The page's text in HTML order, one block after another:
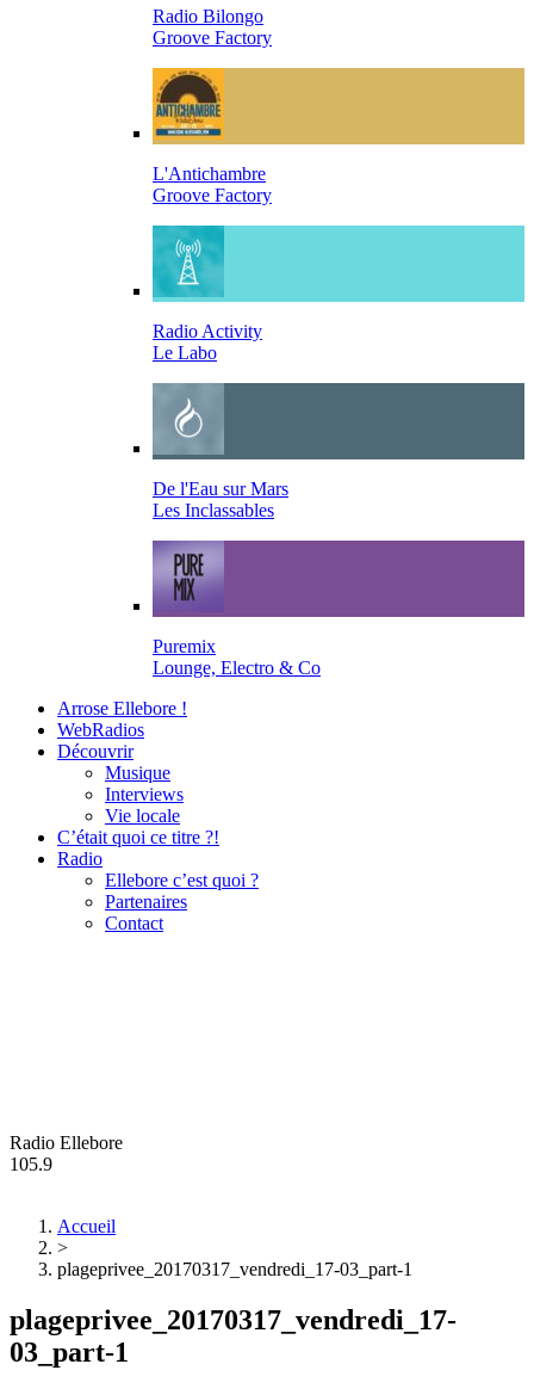
Radio Bilongo
Groove Factory
L'Antichambre
Groove Factory
Radio Activity
Le Labo
De l'Eau sur Mars
Les Inclassables
Puremix
Lounge, Electro & Co
Arrose Ellebore !
WebRadios
Découvrir
Musique
Interviews
Vie locale
C’était quoi ce titre ?!
Radio
Ellebore c’est quoi ?
Partenaires
Contact
Radio Ellebore
105.9
Accueil
>
plageprivee_20170317_vendredi_17-03_part-1
plageprivee_20170317_vendredi_17-
03_part-1